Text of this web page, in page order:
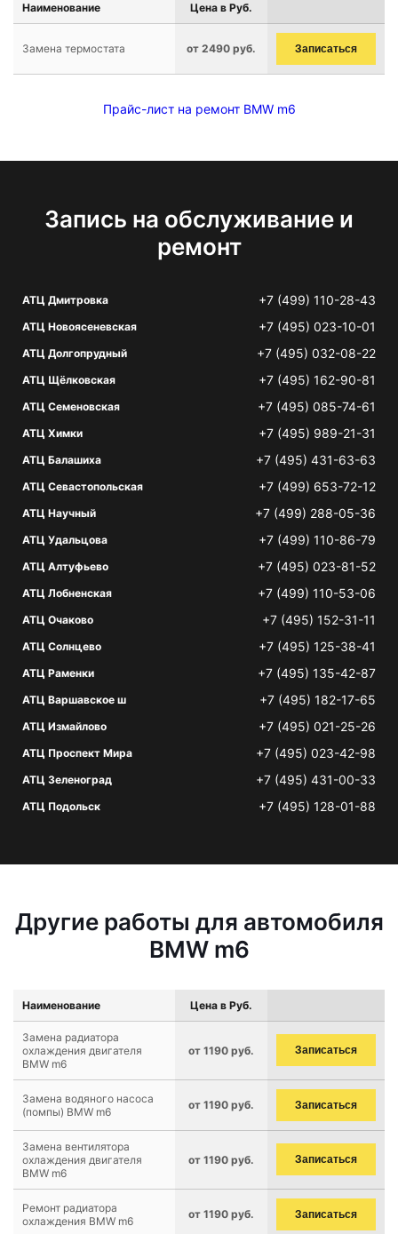
Наименование Цена в Руб.
Замена термостата от 2490 руб. Записаться
Прайс-лист на ремонт BMW m6
Запись на обслуживание и
ремонт
АТЦ Дмитровка +7 (499) 110-28-43
АТЦ Новоясеневская +7 (495) 023-10-01
АТЦ Долгопрудный +7 (495) 032-08-22
АТЦ Щёлковская +7 (495) 162-90-81
АТЦ Семеновская +7 (495) 085-74-61
АТЦ Химки +7 (495) 989-21-31
АТЦ Балашиха +7 (495) 431-63-63
АТЦ Севастопольская +7 (499) 653-72-12
АТЦ Научный +7 (499) 288-05-36
АТЦ Удальцова +7 (499) 110-86-79
АТЦ Алтуфьево +7 (495) 023-81-52
АТЦ Лобненская +7 (499) 110-53-06
АТЦ Очаково +7 (495) 152-31-11
АТЦ Солнцево +7 (495) 125-38-41
АТЦ Раменки +7 (495) 135-42-87
АТЦ Варшавское ш +7 (495) 182-17-65
АТЦ Измайлово +7 (495) 021-25-26
АТЦ Проспект Мира +7 (495) 023-42-98
АТЦ Зеленоград +7 (495) 431-00-33
АТЦ Подольск +7 (495) 128-01-88
Другие работы для автомобиля
BMW m6
Наименование Цена в Руб.
Замена радиатора
охлаждения двигателя
BMW m6
от 1190 руб. Записаться
Замена водяного насоса
(помпы) BMW m6
от 1190 руб. Записаться
Замена вентилятора
охлаждения двигателя
BMW m6
от 1190 руб. Записаться
Ремонт радиатора
охлаждения BMW m6
от 1190 руб. Записаться